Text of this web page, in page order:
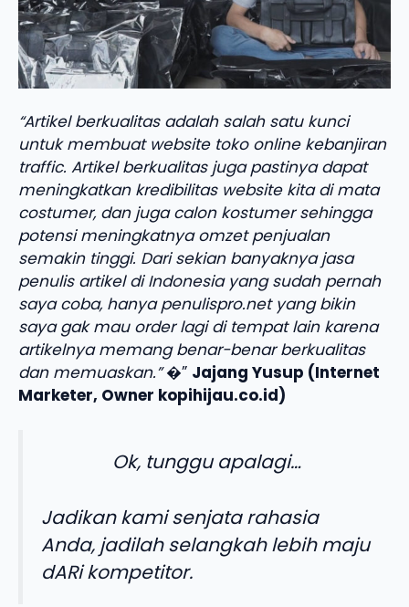
“Artikel berkualitas adalah salah satu kunci
untuk membuat website toko online kebanjiran
traffic. Artikel berkualitas juga pastinya dapat
meningkatkan kredibilitas website kita di mata
costumer, dan juga calon kostumer sehingga
potensi meningkatnya omzet penjualan
semakin tinggi. Dari sekian banyaknya jasa
penulis artikel di Indonesia yang sudah pernah
saya coba, hanya penulispro.net yang bikin
saya gak mau order lagi di tempat lain karena
artikelnya memang benar-benar berkualitas
dan memuaskan.”�” Jajang Yusup (Internet
Marketer, Owner kopihijau.co.id)
Ok, tunggu apalagi…
Jadikan kami senjata rahasia
Anda, jadilah selangkah lebih maju
dARi kompetitor.